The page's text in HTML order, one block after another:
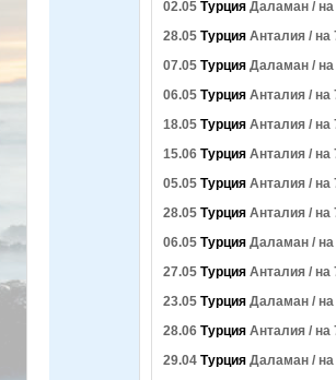
02.05 Турция Даламан / на
28.05 Турция Анталия / на
07.05 Турция Даламан / на
06.05 Турция Анталия / на
18.05 Турция Анталия / на
15.06 Турция Анталия / на
05.05 Турция Анталия / на
28.05 Турция Анталия / на
06.05 Турция Даламан / на
27.05 Турция Анталия / на
23.05 Турция Даламан / на
28.06 Турция Анталия / на
29.04 Турция Даламан / на